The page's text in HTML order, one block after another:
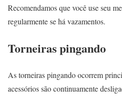
Recomendamos que você use seu
regularmente se há vazamentos.
Torneiras pingando
As torneiras pingando ocorrem
acessórios são continuamente